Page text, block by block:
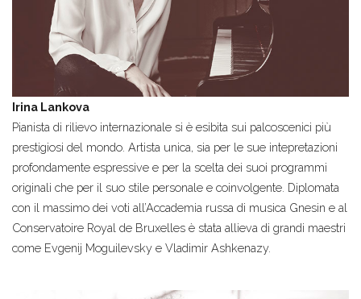
Irina Lankova
Pianista di rilievo internazionale si è esibita sui palcoscenici più
prestigiosi del mondo. Artista unica, sia per le sue intepretazioni
profondamente espressive e per la scelta dei suoi programmi
originali che per il suo stile personale e coinvolgente. Diplomata
con il massimo dei voti all’Accademia russa di musica Gnesin e al
Conservatoire Royal de Bruxelles è stata allieva di grandi maestri
come Evgenij Moguilevsky e Vladimir Ashkenazy.